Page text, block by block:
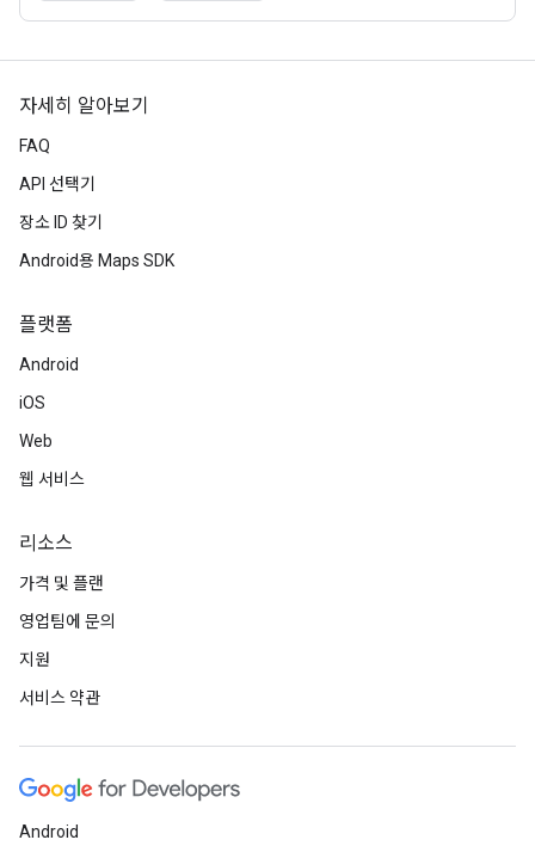
자세히 알아보기
FAQ
API 선택기
장소 ID 찾기
Android용 Maps SDK
플랫폼
Android
iOS
Web
웹 서비스
리소스
가격 및 플랜
영업팀에 문의
지원
서비스 약관
Android